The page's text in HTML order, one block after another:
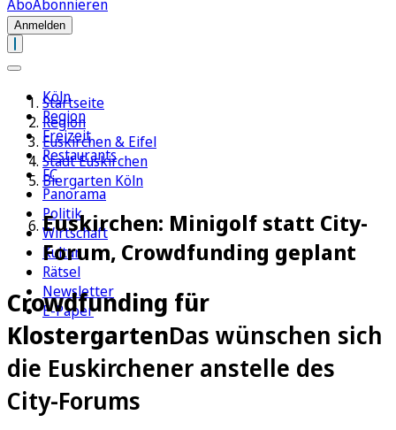
AboAbonnieren
Anmelden
Köln
Region
Freizeit
Restaurants
FC
Panorama
Politik
Wirtschaft
Kultur
Rätsel
Newsletter
E-Paper
Startseite
Region
Euskirchen & Eifel
Stadt Euskirchen
Biergarten Köln
Euskirchen: Minigolf statt City-
Forum, Crowdfunding geplant
Crowdfunding für
KlostergartenDas wünschen sich
die Euskirchener anstelle des
City-Forums